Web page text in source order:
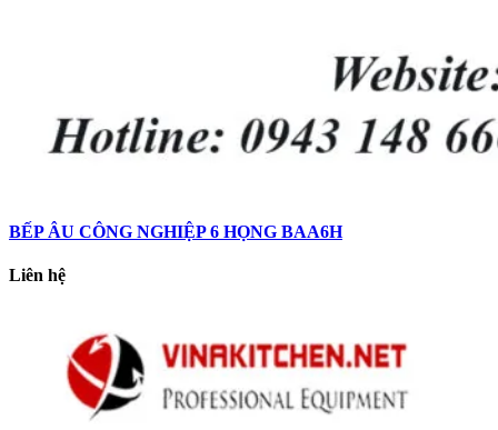
BẾP ÂU CÔNG NGHIỆP 6 HỌNG BAA6H
Liên hệ